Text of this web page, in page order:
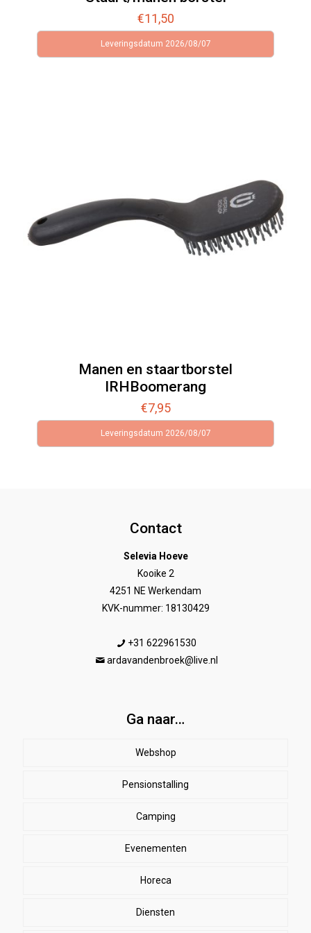
€11,50
Leveringsdatum 2026/08/07
Manen en staartborstel
IRHBoomerang
€7,95
Leveringsdatum 2026/08/07
Contact
Selevia Hoeve
Kooike 2
4251 NE Werkendam
KVK-nummer: 18130429
+31 622961530
ardavandenbroek@live.nl
Ga naar…
Webshop
Paard
Beenbeschermers
EHBO
Dekens
zweetdekens
Halsters & touwen
Ruiter
Herenkleding
Dames paardrijkleding
bodywarmers
Kinderen
Stal
SALE
Winkelmand
Pensionstalling
Camping
Evenementen
Horeca
Diensten